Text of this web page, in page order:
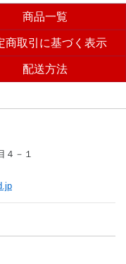
商品一覧
商取引に基づく表示
配送方法
４－１